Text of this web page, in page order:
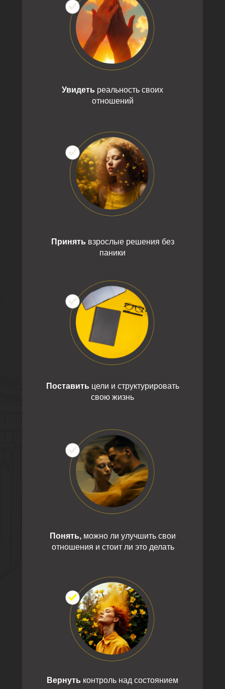
Понять, можно ли улучшить свои
отношения и стоит ли это делать
Вернуть контроль над состоянием
Увидеть реальность своих
отношений
Поставить цели и структурировать
свою жизнь
Принять взрослые решения без
паники